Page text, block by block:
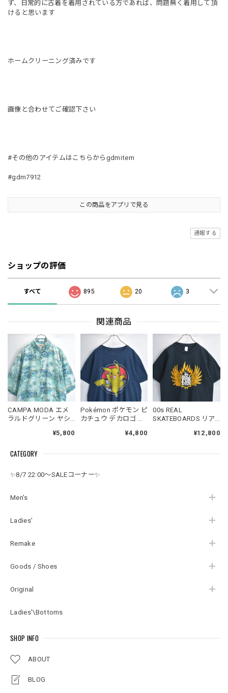
CATEGORY
✨8/7 22:00～SALEコーナー✨
Men's
Ladies'
Remake
Goods / Shoes
Original
Ladies'\Bottoms
SHOP INFO
ABOUT
BLOG
ず、日常的に古着を着用されている方であれば、問題無く着用して頂
けると思います
ホームクリーニング済みです
画像と合わせてご確認下さい
#その他のアイテムはこちらからgdmitem
#gdm7912
この商品をアプリで見る
通報する
ショップの評価
すべて 895 20 3
関連商品
CAMPA MODA エメ
ラルドグリーン ヤシ
リゾート ハワイアン
USED ヴィンテージ
ズ XL相当
¥5,800
Pokémon ポケモン ピ
カチュウ デカロゴ フ
メ キャラクター 半袖
USED ヴィンテージ
ズ XLサイズ
¥4,800
00s REAL
SKATEBOARDS リア
袖 Tシャツ クルーネ
バックプリント ウイ
¥12,800